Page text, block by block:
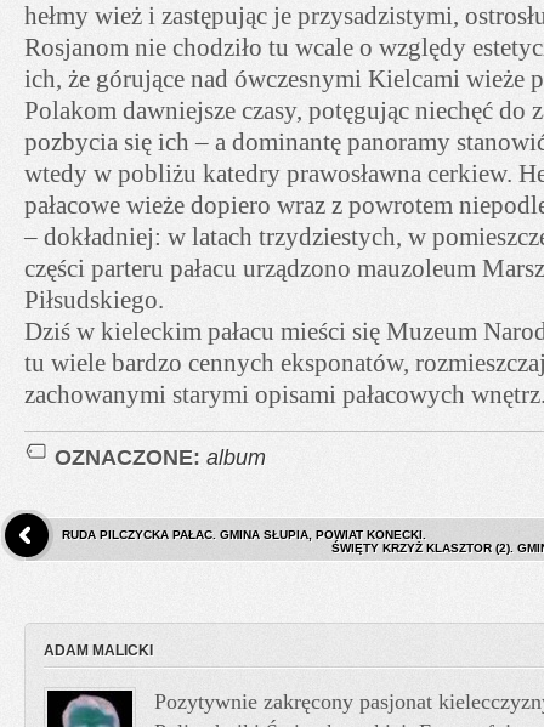
hełmy wież i zastępując je przysadzistymi,
Rosjanom nie chodziło tu wcale o względy
ich, że górujące nad ówczesnymi Kielcami wieże
Polakom dawniejsze czasy, potęgując niechęć do
pozbycia się ich – a dominantę panoramy
wtedy w pobliżu katedry prawosławna cerkiew.
pałacowe wieże dopiero wraz z powrotem
– dokładniej: w latach trzydziestych, w
części parteru pałacu urządzono mauzoleum
Piłsudskiego.
Dziś w kieleckim pałacu mieści się Muzeum
tu wiele bardzo cennych eksponatów,
zachowanymi starymi opisami pałacowych
OZNACZONE: album
RUDA PILCZYCKA PAŁAC. GMINA SŁUPIA, POWIAT KONECKI.
ŚWIĘTY KRZYŻ KLASZTOR (2).
ADAM MALICKI
Pozytywnie zakręcony pasjonat